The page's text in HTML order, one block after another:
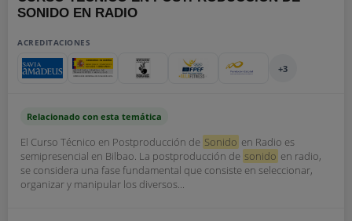
SONIDO EN RADIO
ACREDITACIONES
+3
Relacionado con esta temática
El Curso Técnico en Postproducción de Sonido en Radio es
semipresencial en Bilbao. La postproducción de sonido en radio,
se considera una fase fundamental que consiste en seleccionar,
organizar y manipular los diversos...